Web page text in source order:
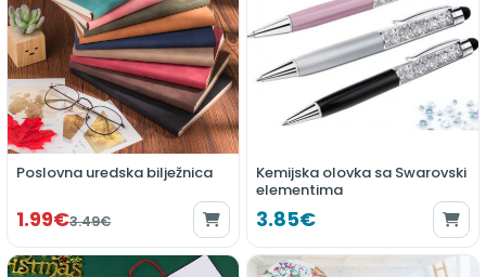
Poslovna uredska bilježnica
1.99€3.49€
Kemijska olovka sa Swarovski
elementima
3.85€